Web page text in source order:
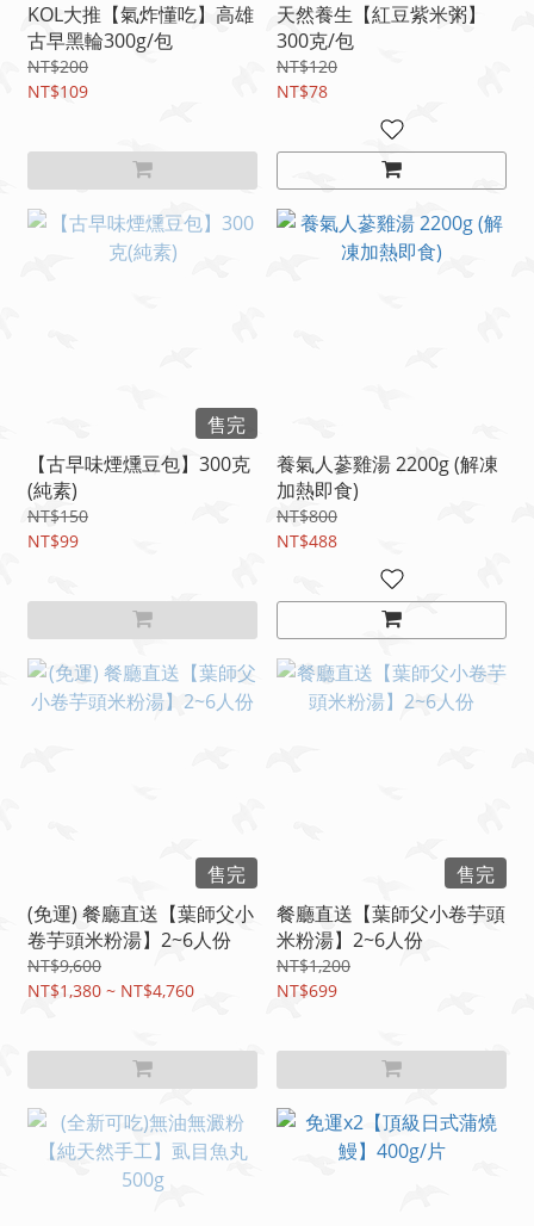
KOL大推【氣炸懂吃】高雄
古早黑輪300g/包
NT$200
NT$109
天然養生【紅豆紫米粥】
300克/包
NT$120
NT$78
售完
【古早味煙燻豆包】300克
(純素)
NT$150
NT$99
養氣人蔘雞湯 2200g (解凍
加熱即食)
NT$800
NT$488
售完
(免運) 餐廳直送【葉師父小
卷芋頭米粉湯】2~6人份
NT$9,600
NT$1,380 ~ NT$4,760
售完
餐廳直送【葉師父小卷芋頭
米粉湯】2~6人份
NT$1,200
NT$699